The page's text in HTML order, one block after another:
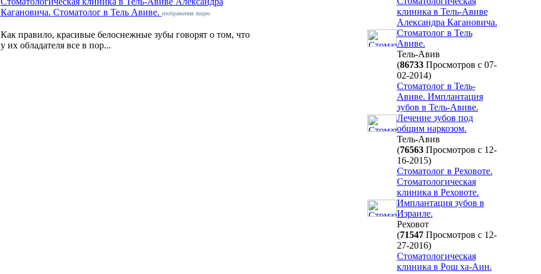
Кагановича. Стоматолог в Тель Авиве. изображения видео
Как правило, красивые белоснежные зубы говорят о том, что
у их обладателя все в пор...
клиника в Тель-Авиве
Александра Кагановича.
Стоматолог в Тель
Авиве.
Тель-Авив
(86733Просмотров с 07-
02-2014)
Стоматолог в Тель-
Авиве. Имплантация
зубов в Тель-Авиве.
Лечение зубов под
общим наркозом.
Тель-Авив
(76563Просмотров с 12-
16-2015)
Стоматолог в Реховоте.
Стоматологическая
клиника в Реховоте.
Имплантация зубов в
Израиле.
Реховот
(71547Просмотров с 12-
27-2016)
Стоматологическая
клиника в Рош ха-Аин.